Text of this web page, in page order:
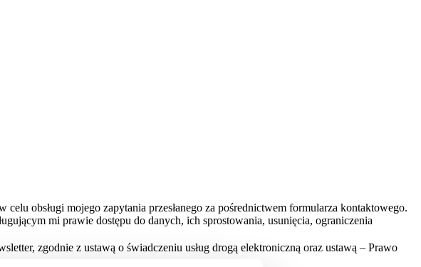
obsługi mojego zapytania przesłanego za pośrednictwem formularza kontaktowego.
mi prawie dostępu do danych, ich sprostowania, usunięcia, ograniczenia
zgodnie z ustawą o świadczeniu usług drogą elektroniczną oraz ustawą – Prawo